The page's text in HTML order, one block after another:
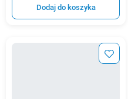
Dodaj do koszyka